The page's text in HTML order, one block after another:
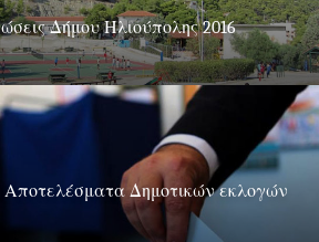
Δήμου Ηλιούπολης 2016
Αποτελέσματα Δημοτικών εκλογών